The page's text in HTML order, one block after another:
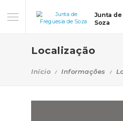
Junta
Soza
Localização
Início Informações